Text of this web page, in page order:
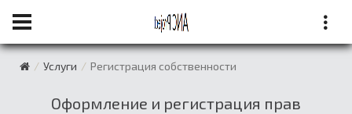
Услуги Регистрация собственности
Оформление и регистрация прав